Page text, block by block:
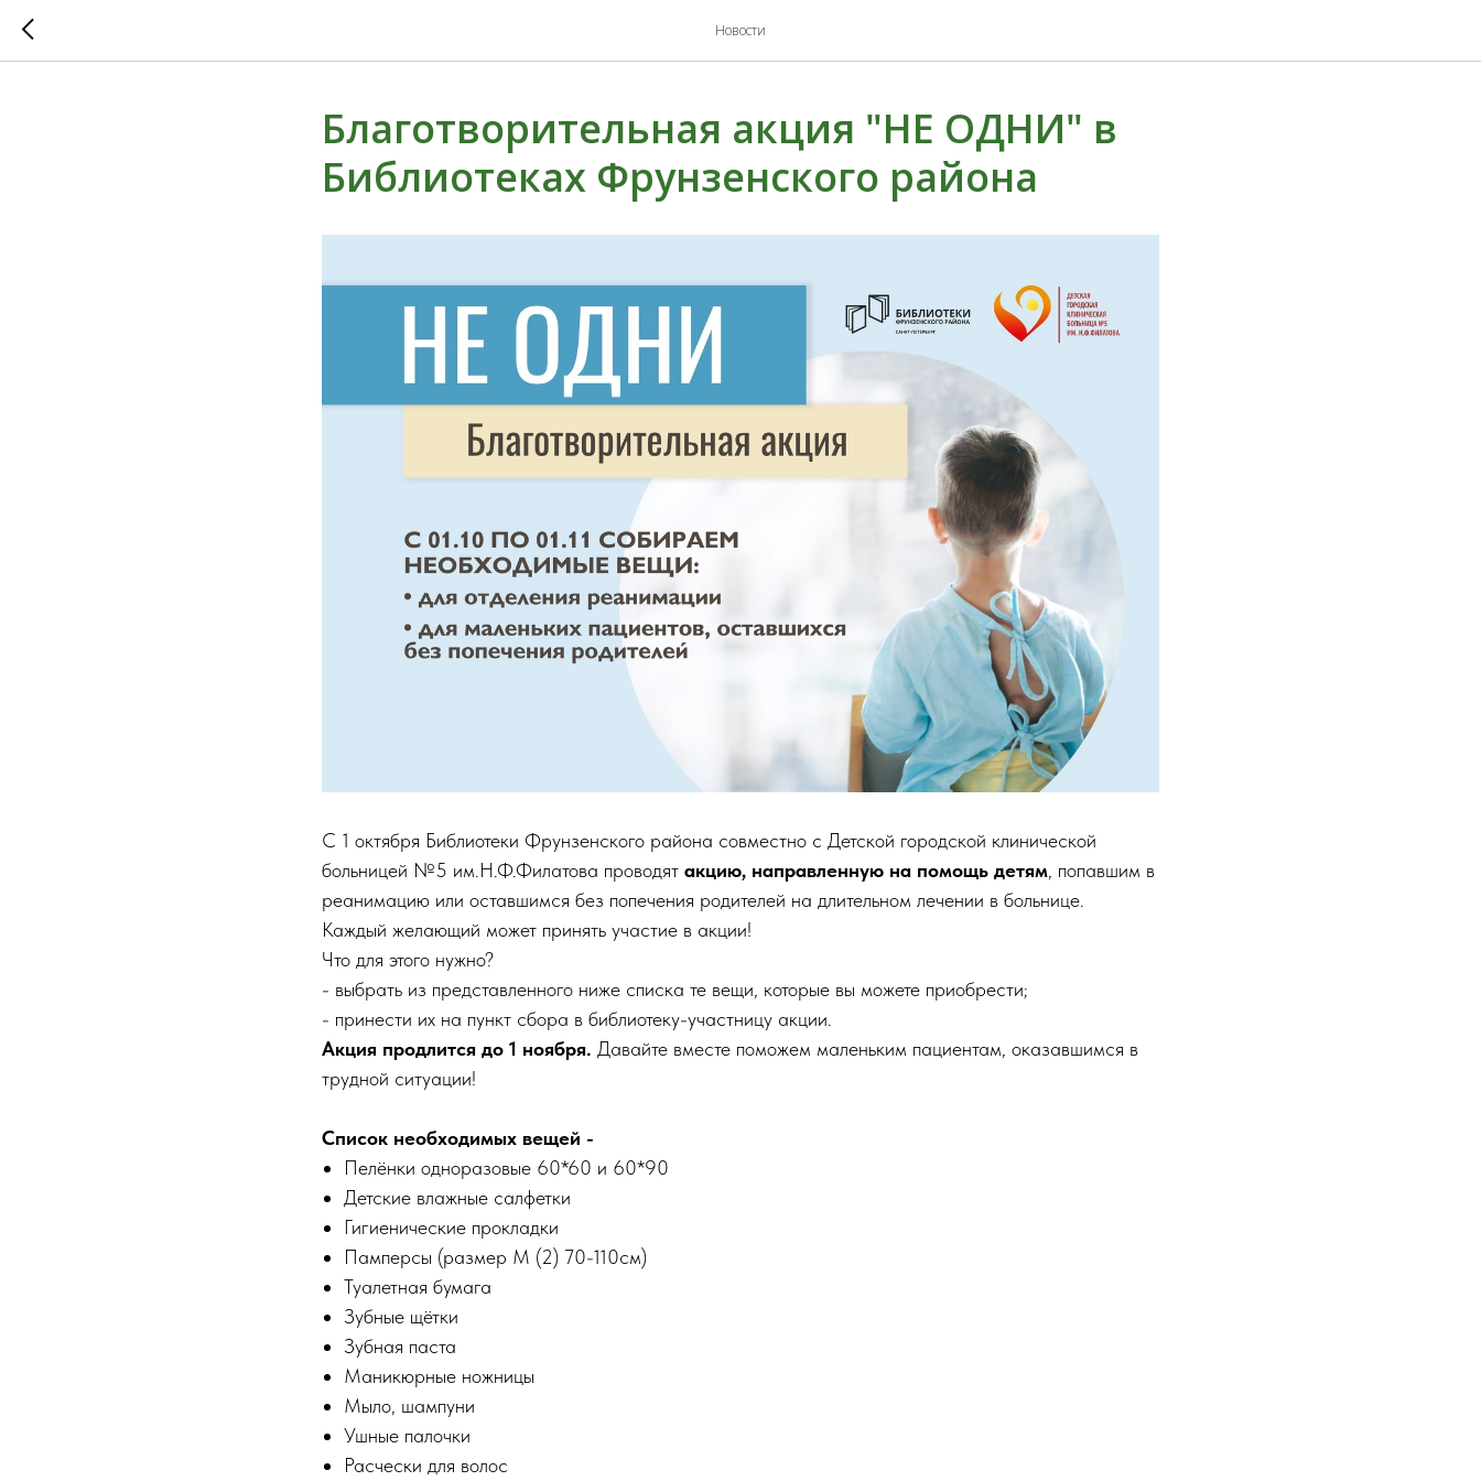
Новости
Благотворительная акция "НЕ ОДНИ" в
Библиотеках Фрунзенского района
С 1 октября Библиотеки Фрунзенского района совместно с Детской городской клинической
больницей №5 им.Н.Ф.Филатова проводят акцию, направленную на помощь детям, попавшим в
реанимацию или оставшимся без попечения родителей на длительном лечении в больнице.
Каждый желающий может принять участие в акции!
Что для этого нужно?
- выбрать из представленного ниже списка те вещи, которые вы можете приобрести;
- принести их на пункт сбора в библиотеку-участницу акции.
Акция продлится до 1 ноября. Давайте вместе поможем маленьким пациентам, оказавшимся в
трудной ситуации!
Список необходимых вещей -
Пелёнки одноразовые 60*60 и 60*90
Детские влажные салфетки
Гигиенические прокладки
Памперсы (размер М (2) 70-110см)
Туалетная бумага
Зубные щётки
Зубная паста
Маникюрные ножницы
Мыло, шампуни
Ушные палочки
Расчески для волос